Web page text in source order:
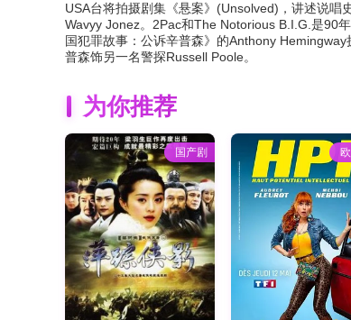
USA台将拍摄剧集《悬案》(Unsolved)，讲述说
Wavyy Jonez。2Pac和The Notorious B.I.G.是90
国犯罪故事：公诉辛普森》的Anthony
普森饰另一名警探Russell Poole。
为你推荐
国产剧